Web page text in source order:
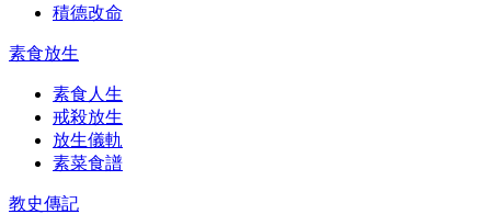
積德改命
素食放生
素食人生
戒殺放生
放生儀軌
素菜食譜
教史傳記